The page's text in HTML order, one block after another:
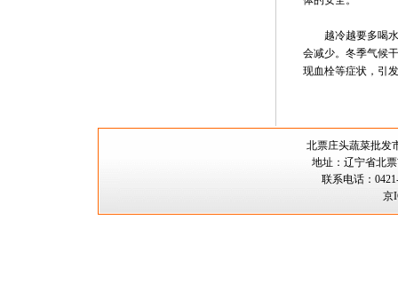
越冷越要多喝水
会减少。冬季气候
现血栓等症状，引
北票庄头蔬菜批
地址：辽宁省北
联系电话：
京